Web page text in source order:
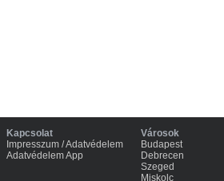
Kapcsolat
Impresszum / Adatvédelem
Adatvédelem App
Városok
Budapest
Debrecen
Szeged
Miskolc